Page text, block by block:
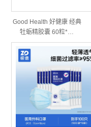
Good Health 好健康 经典
牡蛎精胶囊 60粒*…